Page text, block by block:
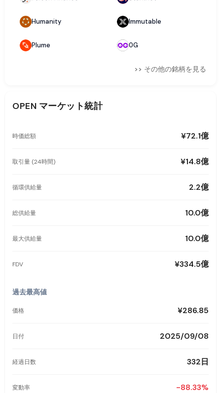
Humanity Immutable
Plume 0G
>> その他の銘柄を見る
OPEN マーケット統計
時価総額 ¥72.1億
取引量 (24時間) ¥14.8億
循環供給量 2.2億
総供給量 10.0億
最大供給量 10.0億
FDV ¥334.5億
過去最高値
価格 ¥286.85
日付 2025/09/08
経過日数 332日
変動率 -88.33%